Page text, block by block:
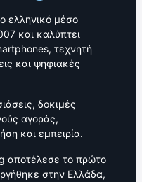
ελληνικό μέσο
και καλύπτει
τεχνητή
και ψηφιακές
δοκιμές
αγοράς,
και εμπειρία.
αποτέλεσε το πρώτο
στην Ελλάδα,